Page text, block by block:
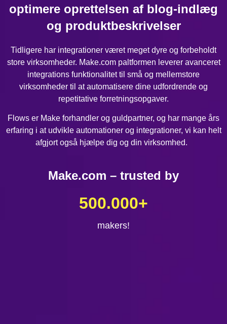
optimere oprettelsen af blog-indlæg
og produktbeskrivelser
Tidligere har integrationer været meget dyre og forbeholdt
store virksomheder. Make.com paltformen leverer avanceret
integrations funktionalitet til små og mellemstore
virksomheder til at automatisere dine udfordrende og
repetitative forretningsopgaver.
Flows er Make forhandler og guldpartner, og har mange års
erfaring i at udvikle automationer og integrationer, vi kan helt
afgjort også hjælpe dig og din virksomhed.
Make.com – trusted by
makers!
500.000+